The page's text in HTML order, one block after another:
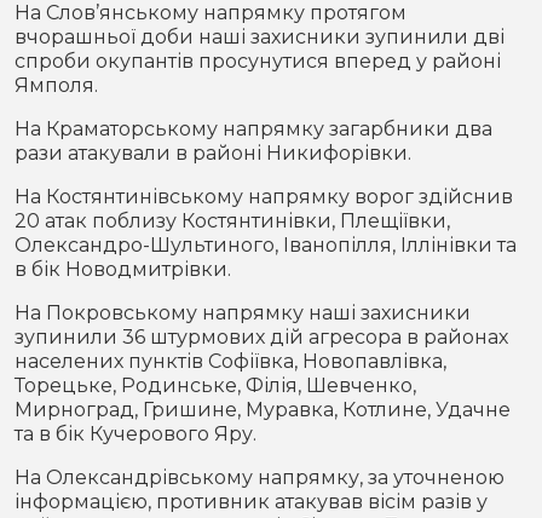
На Слов’янському напрямку протягом
вчорашньої доби наші захисники зупинили дві
спроби окупантів просунутися вперед у районі
Ямполя.
На Краматорському напрямку загарбники два
рази атакували в районі Никифорівки.
На Костянтинівському напрямку ворог здійснив
20 атак поблизу Костянтинівки, Плещіївки,
Олександро-Шультиного, Іванопілля, Іллінівки та
в бік Новодмитрівки.
На Покровському напрямку наші захисники
зупинили 36 штурмових дій агресора в районах
населених пунктів Софіївка, Новопавлівка,
Торецьке, Родинське, Філія, Шевченко,
Мирноград, Гришине, Муравка, Котлине, Удачне
та в бік Кучерового Яру.
На Олександрівському напрямку, за уточненою
інформацією, противник атакував вісім разів у